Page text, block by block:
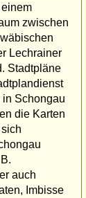
zwischen
Lechrainer
Stadtpläne
in Schongau
die Karten
auch
Imbisse